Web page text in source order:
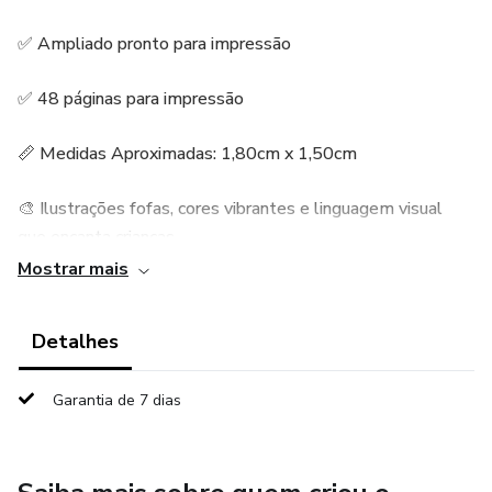
✅ Ampliado pronto para impressão
✅ 48 páginas para impressão
📏 Medidas Aproximadas: 1,80cm x 1,50cm
🎨 Ilustrações fofas, cores vibrantes e linguagem visual
que encanta crianças
Material digital em formato PDF, pronto para impressão.
Cód. 01181
Mostrar mais
Detalhes
Garantia de 7 dias